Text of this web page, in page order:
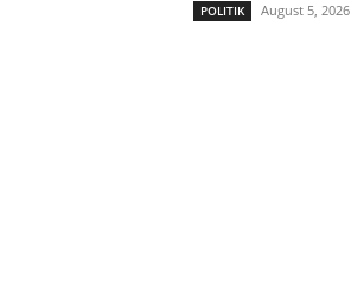
POLITIK August 5, 2026